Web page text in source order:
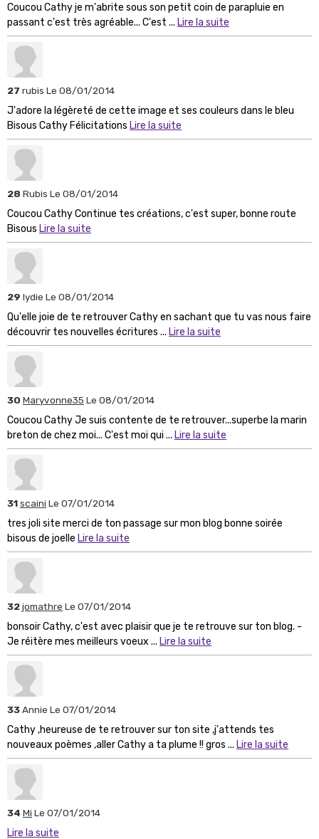
Coucou Cathy je m'abrite sous son petit coin de parapluie en
passant c'est très agréable... C'est ... Lire la suite
27 rubis Le 08/01/2014
J'adore la légèreté de cette image et ses couleurs dans le bleu
Bisous Cathy Félicitations Lire la suite
28 Rubis Le 08/01/2014
Coucou Cathy Continue tes créations, c'est super, bonne route
Bisous Lire la suite
29 lydie Le 08/01/2014
Qu'elle joie de te retrouver Cathy en sachant que tu vas nous faire
découvrir tes nouvelles écritures ... Lire la suite
30 Maryvonne35 Le 08/01/2014
Coucou Cathy Je suis contente de te retrouver...superbe la marin
breton de chez moi... C'est moi qui ... Lire la suite
31scaini Le 07/01/2014
tres joli site merci de ton passage sur mon blog bonne soirée
bisous de joelle Lire la suite
32jomathre Le 07/01/2014
bonsoir Cathy, c'est avec plaisir que je te retrouve sur ton blog. -
Je réitère mes meilleurs voeux ... Lire la suite
33Annie Le 07/01/2014
Cathy ,heureuse de te retrouver sur ton site ,j'attends tes
nouveaux poèmes ,aller Cathy a ta plume !! gros ... Lire la suite
34 Mi Le 07/01/2014
Lire la suite